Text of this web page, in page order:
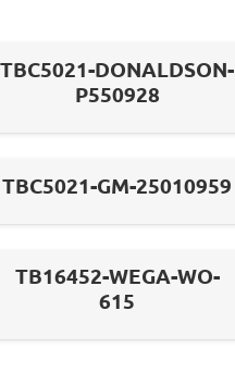
TBC5021-DONALDSON-
P550928
TBC5021-GM-25010959
TB16452-WEGA-WO-
615